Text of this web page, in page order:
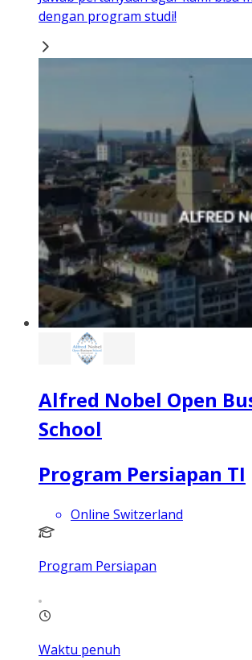
dengan program studi!
Alfred Nobel Open
School
Program Persiapan TI
Online Switzerland
Program Persiapan
Waktu penuh